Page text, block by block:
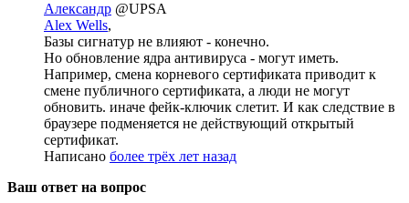
Александр @UPSA
Alex Wells,
Базы сигнатур не влияют - конечно.
Но обновление ядра антивируса - могут иметь.
Например, смена корневого сертификата приводит к
смене публичного сертификата, а люди не могут
обновить. иначе фейк-ключик слетит. И как следствие в
браузере подменяется не действующий открытый
сертификат.
Написано более трёх лет назад
Ваш ответ на вопрос